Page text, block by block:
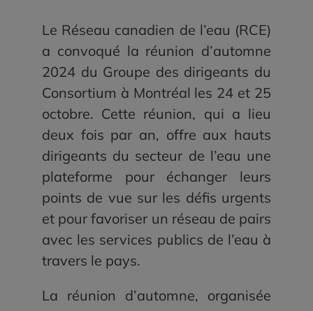
Le Réseau canadien de l’eau (RCE)
a convoqué la réunion d’automne
2024 du Groupe des dirigeants du
Consortium à Montréal les 24 et 25
octobre. Cette réunion, qui a lieu
deux fois par an, offre aux hauts
dirigeants du secteur de l’eau une
plateforme pour échanger leurs
points de vue sur les défis urgents
et pour favoriser un réseau de pairs
avec les services publics de l’eau à
travers le pays.
La réunion d’automne, organisée